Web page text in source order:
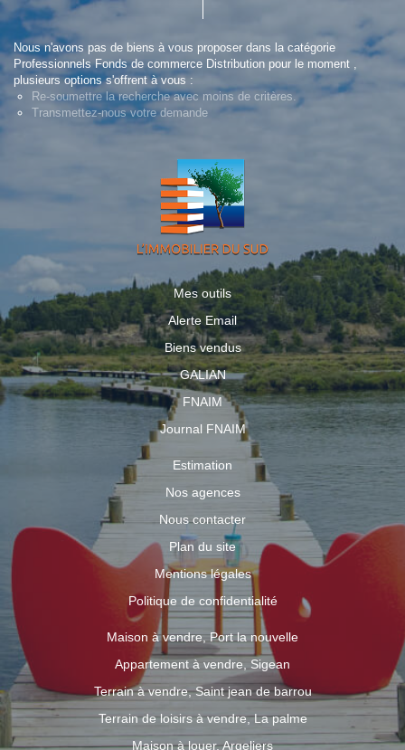
Nous n'avons pas de biens à vous proposer dans la catégorie
Professionnels Fonds de commerce Distribution pour le moment ,
plusieurs options s'offrent à vous :
Re-soumettre la recherche avec moins de critères.
Transmettez-nous votre demande
Mes outils
Alerte Email
Biens vendus
GALIAN
FNAIM
Journal FNAIM
Estimation
Nos agences
Nous contacter
Plan du site
Mentions légales
Politique de confidentialité
Maison à vendre, Port la nouvelle
Appartement à vendre, Sigean
Terrain à vendre, Saint jean de barrou
Terrain de loisirs à vendre, La palme
Maison à louer, Argeliers